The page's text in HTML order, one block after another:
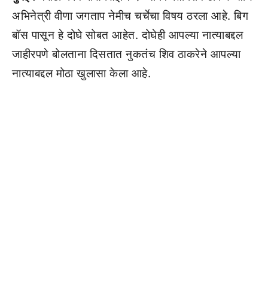
अभिनेत्री वीणा जगताप नेमीच चर्चेचा विषय ठरला आहे. बिग
बॉस पासून हे दोघे सोबत आहेत. दोघेही आपल्या नात्याबद्दल
जाहीरपणे बोलताना दिसतात नुकतंच शिव ठाकरेने आपल्या
नात्याबद्दल मोठा खुलासा केला आहे.